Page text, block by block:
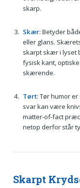
skarp.
Skær: Betyder
eller glans.
skarpt skær i lyset
fysisk kant,
skærende.
Tørt: Tør humor
svar kan være
matter-of-fact
netop derfor står
Skarpt